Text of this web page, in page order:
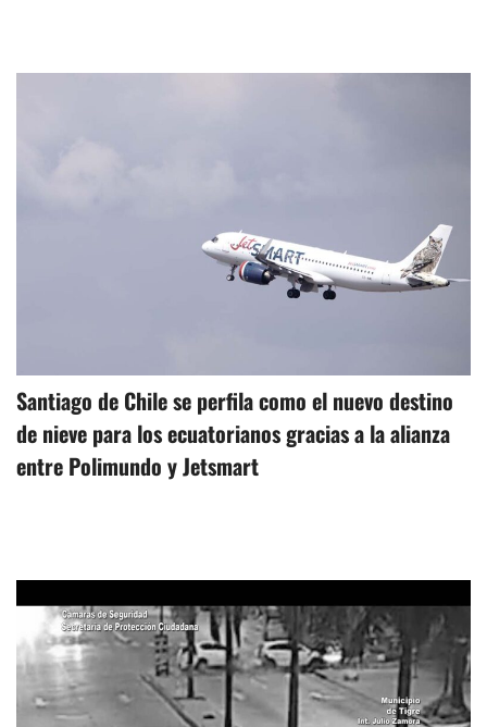
Santiago de Chile se perfila como el nuevo destino
de nieve para los ecuatorianos gracias a la alianza
entre Polimundo y Jetsmart